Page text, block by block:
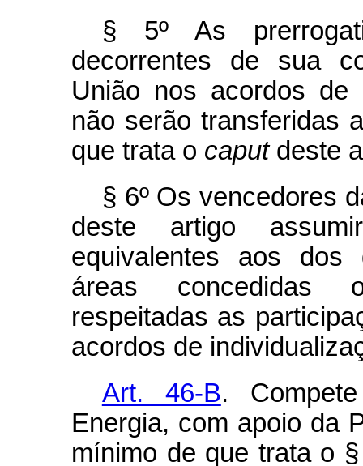
§ 5º As
decorrentes de sua
União nos acordos de
não serão transferidas
que trata o caputdeste
§ 6º Os vencedores
deste artigo
equivalentes aos dos
áreas concedidas
respeitadas as
acordos de
Art. 46-B.
Energia, com apoio da
mínimo de que trata o